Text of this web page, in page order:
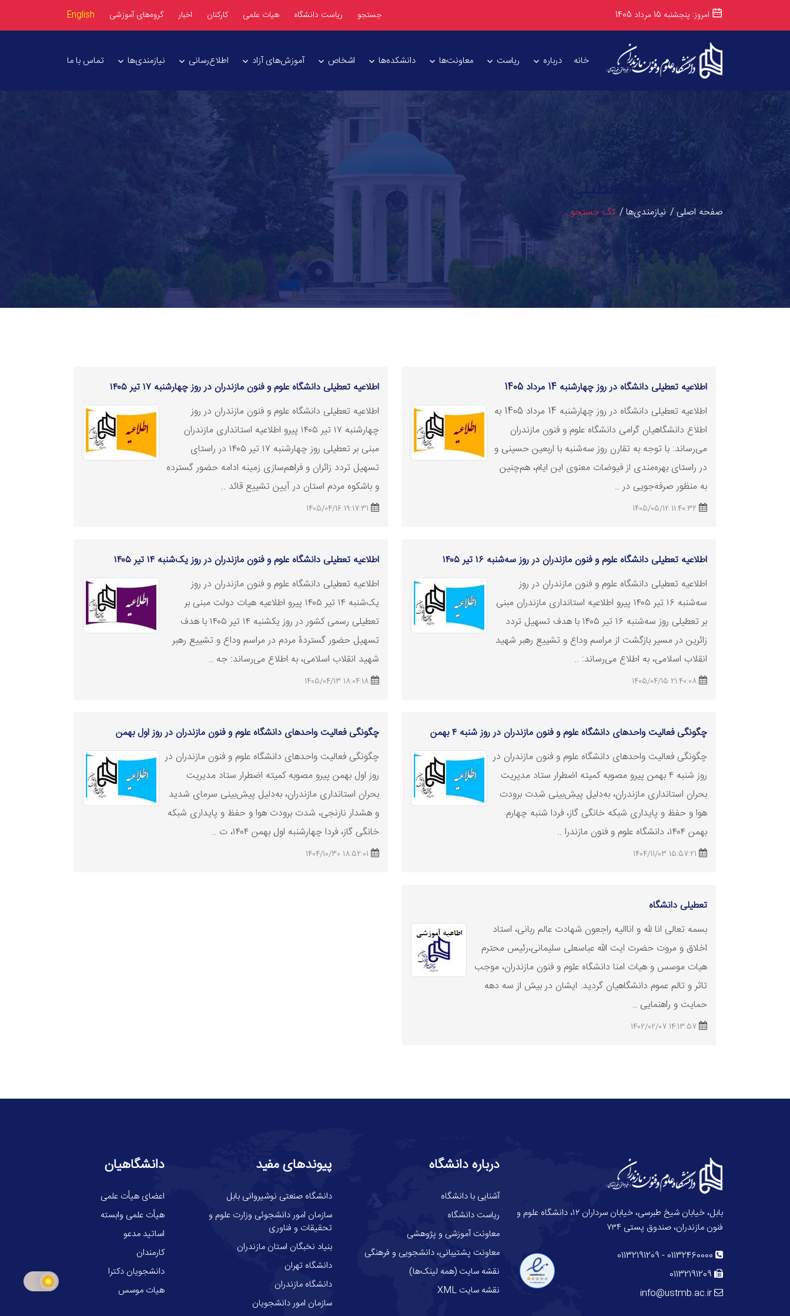
امروز: پنجشنبه 15 مرداد 1405 جستجو ریاست دانشگاه هیات علمی کارکنان اخبار گروه‌های آموزشی English
خانه درباره ریاست معاونت‌ها دانشکده‌ها اشخاص آموزش‌های آزاد اطلاع‌رسانی نیازمندی‌ها تماس با ما
تگ جستجو: تعطیلی
صفحه اصلی نیازمندی‌ها تگ جستجو
اطلاعیه تعطیلیدانشگاه در روز چهارشنبه 14 مرداد 1405
اطلاعیه تعطیلی
دانشگاه در روز چهارشنبه 14 مرداد 1405 به
اطلاع دانشگاهیان گرامی دانشگاه علوم و فنون مازندران
می‌رساند: با توجه به تقارن روز سه‌شنبه با اربعین حسینی و
در راستای بهره‌مندی از فیوضات معنوی این ایام، هم‌چنین
به منظور صرفه‌جویی در ..
11:40:32 1405/05/12
اطلاعیه تعطیلیدانشگاه علوم و فنون مازندران در روز چهارشنبه ۱۷ تیر ۱۴۰۵
اطلاعیه تعطیلی دانشگاه علوم و فنون مازندران در روز
چهارشنبه ۱۷ تیر ۱۴۰۵ پیرو اطلاعیه استانداری مازندران
مبنی برتعطیلی
روز چهارشنبه ۱۷ تیر ۱۴۰۵ در راستای
تسهیل تردد زائران و فراهم‌سازی زمینه ادامه حضور گسترده
و باشکوه مردم استان در آیین تشییع قائد ..
19:17:31 1405/04/16
اطلاعیه تعطیلیدانشگاه علوم و فنون مازندران در روز سه‌شنبه ۱۶ تیر ۱۴۰۵
اطلاعیه تعطیلی دانشگاه علوم و فنون مازندران در روز
سه‌شنبه ۱۶ تیر ۱۴۰۵ پیرو اطلاعیه استانداری مازندران مبنی
برتعطیلی
روز سه‌شنبه ۱۶ تیر ۱۴۰۵ با هدف تسهیل تردد
زائرین در مسیر بازگشت از مراسم وداع و تشییع رهبر شهید
انقلاب اسلامی، به اطلاع می‌رساند: ..
21:40:08 1405/04/15
اطلاعیه تعطیلیدانشگاه علوم و فنون مازندران در روز یک‌شنبه ۱۴ تیر ۱۴۰۵
اطلاعیه تعطیلی دانشگاه علوم و فنون مازندران در روز
یک‌شنبه ۱۴ تیر ۱۴۰۵ پیرو اطلاعیه هیات دولت مبنی بر
تعطیلی
رسمی کشور در روز یکشنبه ۱۴ تیر ۱۴۰۵ با هدف
تسهیل حضور گستردۀ مردم در مراسم وداع و تشییع رهبر
شهید انقلاب اسلامی، به اطلاع می‌رساند: جه ..
18:04:18 1405/04/13
چگونگی فعالیت واحدهای دانشگاه علوم و فنون مازندران در روز شنبه ۴ بهمن
چگونگی فعالیت واحدهای دانشگاه علوم و فنون مازندران در
روز شنبه ۴ بهمن پیرو مصوبه کمیته اضطرار ستاد مدیریت
بحران استانداری مازندران، به‌دلیل پیش‌بینی شدت برودت
هوا و حفظ و پایداری شبکه خانگی گاز، فردا شنبه چهارم
بهمن ۱۴۰۴، دانشگاه علوم و فنون مازندرا ..
15:57:21 1404/11/03
چگونگی فعالیت واحدهای دانشگاه علوم و فنون مازندران در روز اول بهمن
چگونگی فعالیت واحدهای دانشگاه علوم و فنون مازندران در
روز اول بهمن پیرو مصوبه کمیته اضطرار ستاد مدیریت
بحران استانداری مازندران، به‌دلیل پیش‌بینی سرمای شدید
و هشدار نارنجی، شدت برودت هوا و حفظ و پایداری شبکه
خانگی گاز، فردا چهارشنبه اول بهمن ۱۴۰۴، ت ..
18:52:01 1404/10/30
تعطیلیدانشگاه
بسمه تعالی انا لله و اناالیه راجعون شهادت عالم ربانی، استاد
اخلاق و مروت حضرت ایت الله عباسعلی سلیمانی،رئیس محترم
هیات موسس و هیات امنا دانشگاه علوم و فنون مازندران، موجب
تاثر و تالم عموم دانشگاهیان گردید. ایشان در بیش از سه دهه
حمایت و راهنمایی ..
14:13:57 1402/02/07
بابل، خیابان شیخ طبرسی، خیابان سرداران ۱۲، دانشگاه علوم و
فنون مازندران، صندوق پستی ۷۳۴
01132460000
-
01132191209
01132191209
info@ustmb.ac.ir
درباره دانشگاه
آشنایی با دانشگاه
ریاست دانشگاه
معاونت آموزشی و پژوهشی
معاونت پشتیبانی، دانشجویی و فرهنگی
نقشه سایت (همه لینک‌ها)
نقشه سایت XML
پیوندهای مفید
دانشگاه صنعتی نوشیروانی بابل
سازمان امور دانشجوئی وزارت علوم و
تحقیقات و فناوری
بنیاد نخبگان استان مازندران
دانشگاه تهران
دانشگاه مازندران
سازمان امور دانشجویان
دانشگاهیان
اعضای هیأت علمی
هیأت علمی وابسته
اساتید مدعو
کارمندان
دانشجویان دکترا
هیات موسس